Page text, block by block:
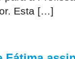
Esta […]